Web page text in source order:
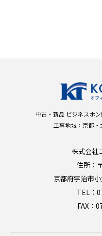
中古・新品 ビジネスホ
工事地域：京都
株式会社
住所：
京都府宇治市
TEL：
FAX：